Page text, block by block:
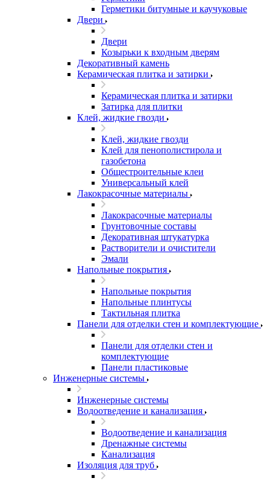
Герметики битумные и каучуковые
Двери
Двери
Козырьки к входным дверям
Декоративный камень
Керамическая плитка и затирки
Керамическая плитка и затирки
Затирка для плитки
Клей, жидкие гвозди
Клей, жидкие гвозди
Клей для пенополистирола и
газобетона
Общестроительные клеи
Универсальный клей
Лакокрасочные материалы
Лакокрасочные материалы
Грунтовочные составы
Декоративная штукатурка
Растворители и очистители
Эмали
Напольные покрытия
Напольные покрытия
Напольные плинтусы
Тактильная плитка
Панели для отделки стен и комплектующие
Панели для отделки стен и
комплектующие
Панели пластиковые
Инженерные системы
Инженерные системы
Водоотведение и канализация
Водоотведение и канализация
Дренажные системы
Канализация
Изоляция для труб